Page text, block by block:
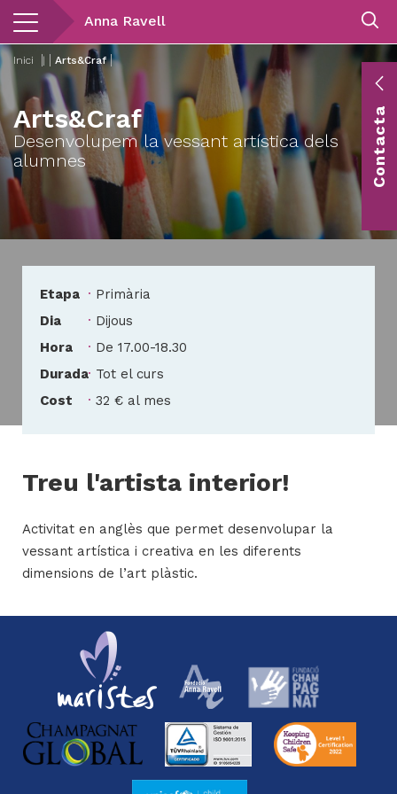
Vés
contingut
Anna Ravell
Inici | Arts&Craf
Arts&Craf
Desenvolupem la vessant artística dels
alumnes
Etapa
Primària
Dia
Dijous
Hora
De 17.00-18.30
Durada Tot el curs
Cost
32 € al mes
Treu l'artista interior!
Activitat en anglès que permet desenvolupar la
vessant artística i creativa en les diferents
dimensions de l’art plàstic.
Contacta